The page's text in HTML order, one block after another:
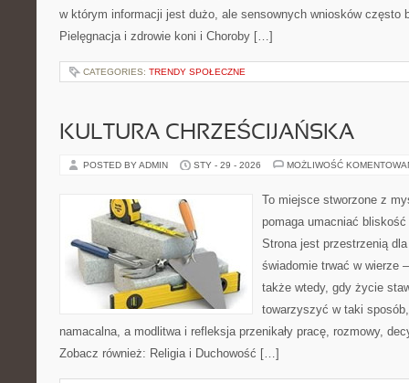
w którym informacji jest dużo, ale sensownych wniosków często
Pielęgnacja i zdrowie koni i Choroby […]
CATEGORIES: TRENDY SPOŁECZNE
KULTURA CHRZEŚCIJAŃSKA
POSTED BY ADMIN STY - 29 - 2026 MOŻLIWOŚĆ
To miejsce stworzone z
pomaga umacniać
Strona jest przestrzenią
świadomie trwać w wierze
także wtedy, gdy życie
towarzyszyć w taki
namacalna, a modlitwa i refleksja przenikały pracę, rozmowy,
Zobacz również: Religia i Duchowość […]